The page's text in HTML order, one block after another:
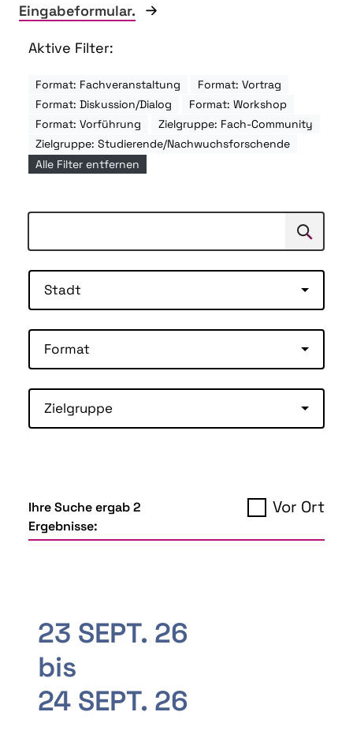
Eingabeformular.
Aktive Filter:
Format: Fachveranstaltung
Format: Vortrag
Format: Diskussion/Dialog
Format: Workshop
Format: Vorführung
Zielgruppe: Fach-Community
Zielgruppe: Studierende/Nachwuchsforschende
Alle Filter entfernen
Suchen
Stadt
Format
Zielgruppe
Ihre Suche ergab 2
Ergebnisse:
Vor Ort
23 SEPT. 26
bis
24 SEPT. 26